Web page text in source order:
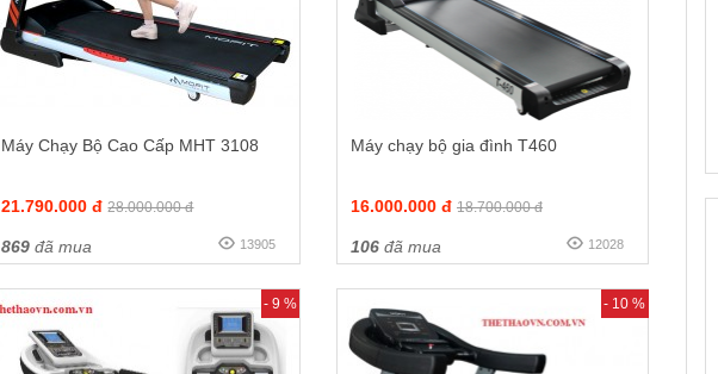
Máy Chạy Bộ Cao Cấp MHT 3108
21.790.000 đ 28.000.000 đ
869 đã mua 13905
Máy chạy bộ gia đình T460
16.000.000 đ 18.700.000 đ
106đã mua 12028
- 9 % - 10 %